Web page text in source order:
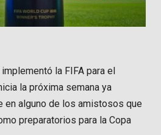
la FIFA para el
la próxima semana ya
en alguno de los amistosos que
preparatorios para la Copa